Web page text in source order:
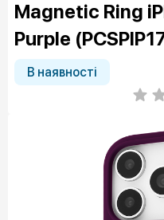
Magnetic Ring
Purple
В наявності